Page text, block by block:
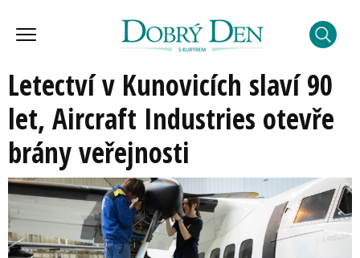
Letectví v Kunovicích slaví 90
let, Aircraft Industries otevře
brány veřejnosti